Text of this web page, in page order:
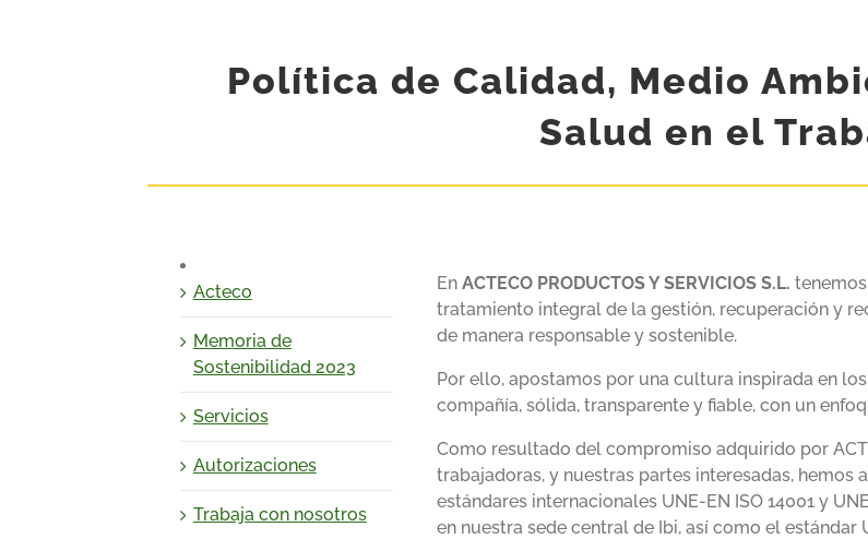
Política de Calidad, Medio
Salud en el
Acteco
Memoria de
Sostenibilidad 2023
Servicios
Autorizaciones
Trabaja con nosotros
EnACTECO PRODUCTOS Y SERVICIOS S.L.
tratamiento integral de la gestión, recuperación y
de manera responsable y sostenible.
Por ello, apostamos por una cultura inspirada en
compañía, sólida, transparente y fiable, con un
Como resultado del compromiso adquirido por
trabajadoras, y nuestras partes interesadas, hemos
estándares internacionales UNE-EN ISO 14001 y
en nuestra sede central de Ibi, así como el estándar